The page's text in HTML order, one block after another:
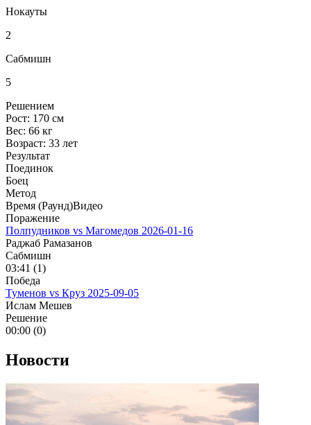
Нокауты
2
Сабмишн
5
Решением
Рост: 170 см
Вес: 66 кг
Возраст: 33 лет
Результат
Поединок
Боец
Метод
Время (Раунд)Видео
Поражение
Полпудников vs Магомедов 2026-01-16
Раджаб Рамазанов
Сабмишн
03:41 (1)
Победа
Туменов vs Круз 2025-09-05
Ислам Мешев
Решение
00:00 (0)
Новости